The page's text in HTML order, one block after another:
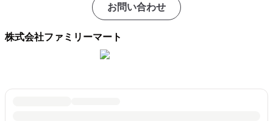
お問い合わせ
株式会社ファミリーマート